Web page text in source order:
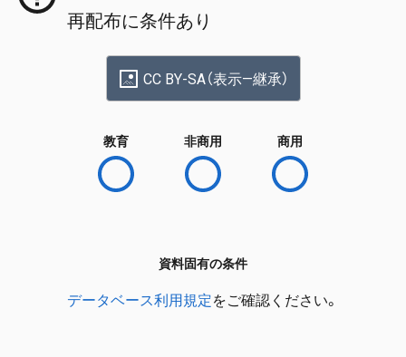
再配布に条件あり
CC BY-SA（表示—継承）
教育 非商用 商用
資料固有の条件
データベース利用規定をご確認ください。